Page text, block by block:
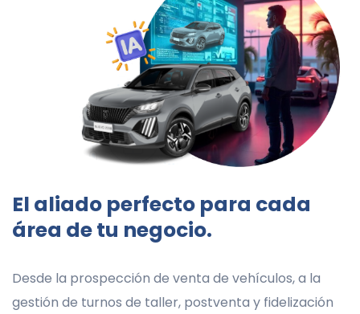
El aliado perfecto para cada
área de tu negocio.
Desde la prospección de venta de vehículos, a la
gestión de turnos de taller, postventa y fidelización